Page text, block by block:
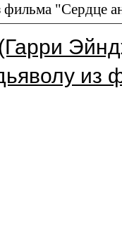
"Сердце
из